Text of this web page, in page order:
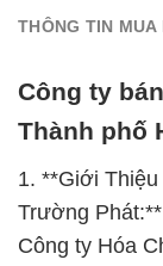
THÔNG TIN MUA
Công ty
Thành phố
1. **Giới
Trường Phát:**
Công ty Hóa